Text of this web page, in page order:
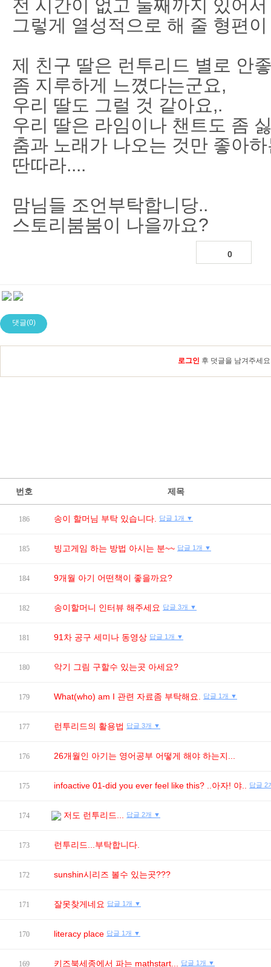
전 시간이 없고 둘째까지 있어서
그렇게 열성적으로 해 줄 형편
제 친구 딸은 런투리드 별로 안
좀 지루하게 느꼈다는군요,
우리 딸도 그럴 것 같아요,.
우리 딸은 라임이나 챈트도 좀
춤과 노래가 나오는 것만 좋아
딴따라....
맘님들 조언부탁합니당..
스토리붐붐이 나을까요?
0
댓글(0)
로그인 후 덧글을 남겨주세요
번호 제목
186 송이 할머님 부탁 있습니다. 답글 1개 ▼
185 빙고게임 하는 방법 아시는 분~~ 답글 1개 ▼
184 9개월 아기 어떤책이 좋을까요?
182 송이할머니 인터뷰 해주세요 답글 3개 ▼
181 91차 공구 세미나 동영상 답글 1개 ▼
180 악기 그림 구할수 있는곳 아세요?
179 What(who) am I 관련 자료좀 부탁해요. 답글 1개 ▼
177 런투리드의 활용법 답글 3개 ▼
176 26개월인 아기는 영어공부 어떻게 해야 하는지...
175 infoactive 01-did you ever feel like this? ..아자! 야.. 답글
174 저도 런투리드... 답글 2개 ▼
173 런투리드...부탁합니다.
172 sunshin시리즈 볼수 있는곳???
171 잘못찾게네요 답글 1개 ▼
170 literacy place 답글 1개 ▼
169 키즈북세종에서 파는 mathstart... 답글 1개 ▼